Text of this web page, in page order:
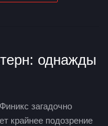
однажды
загадочно
крайнее подозрение